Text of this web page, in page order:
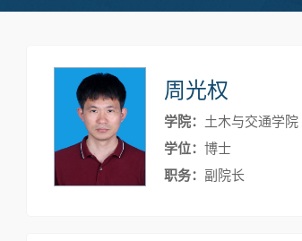
周光权
学院： 土木与交通学院
学位： 博士
职务： 副院长